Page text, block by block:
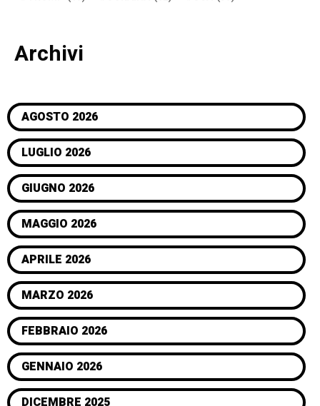
Archivi
AGOSTO 2026
LUGLIO 2026
GIUGNO 2026
MAGGIO 2026
APRILE 2026
MARZO 2026
FEBBRAIO 2026
GENNAIO 2026
DICEMBRE 2025